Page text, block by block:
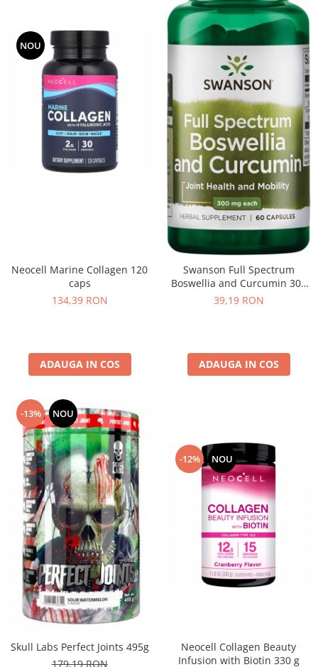
NOU
Neocell Marine Collagen 120
caps
134,39 RON
ADAUGA IN COS
Swanson Full Spectrum
Boswellia and Curcumin 300
mg 60 caps
39,19 RON
ADAUGA IN COS
-13% NOU
Skull Labs Perfect Joints 495g
179,19 RON
-12% NOU
Neocell Collagen Beauty
Infusion with Biotin 330 g